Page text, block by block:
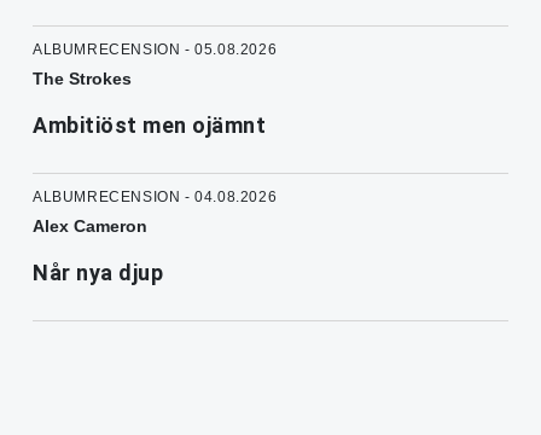
ALBUMRECENSION - 05.08.2026
The Strokes
Ambitiöst men ojämnt
ALBUMRECENSION - 04.08.2026
Alex Cameron
Når nya djup